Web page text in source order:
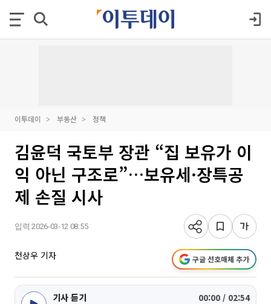
이투데이 부동산 정책
김윤덕 국토부 장관 “집 보유가 이
익 아닌 구조로”…보유세·장특공
제 손질 시사
입력 2026-03-12 08:55
천상우 기자 구글 선호매체 추가
기사 듣기 00:00 / 02:54